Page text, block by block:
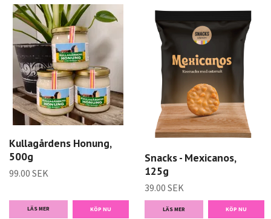
Kullagårdens Honung,
500g
99.00 SEK
LÄS MER
Snacks - Mexicanos,
125g
39.00 SEK
LÄS MER